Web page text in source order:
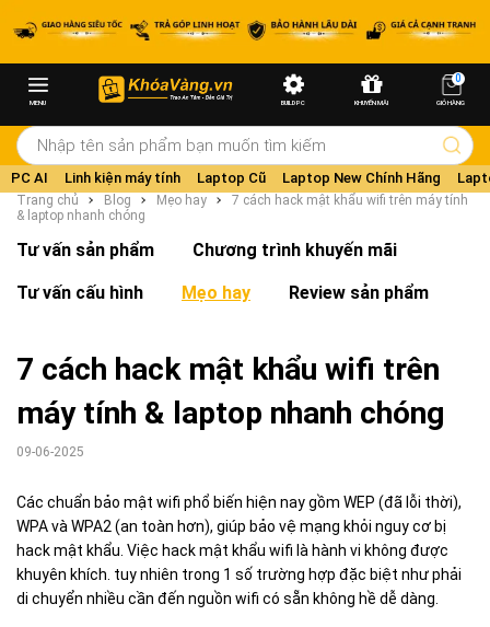
MENU BUILD PC KHUYẾN MÃI
0
GIỎ HÀNG
PC AI Linh kiện máy tính Laptop Cũ Laptop New Chính Hãng
Trang chủ Blog Mẹo hay
7 cách hack mật khẩu wifi trên máy tính
& laptop nhanh chóng
Tư vấn sản phẩm Chương trình khuyến mãi
Tư vấn cấu hình Mẹo hay Review sản phẩm
7 cách hack mật khẩu wifi trên
máy tính & laptop nhanh chóng
09-06-2025
Các chuẩn bảo mật wifi phổ biến hiện nay gồm WEP (đã lỗi thời),
WPA và WPA2 (an toàn hơn), giúp bảo vệ mạng khỏi nguy cơ bị
hack mật khẩu. Việc hack mật khẩu wifi là hành vi không được
khuyên khích. tuy nhiên trong 1 số trường hợp đặc biệt như phải
di chuyển nhiều cần đến nguồn wifi có sẵn không hề dễ dàng.